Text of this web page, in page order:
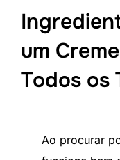
um
Todos os
Ao procurar